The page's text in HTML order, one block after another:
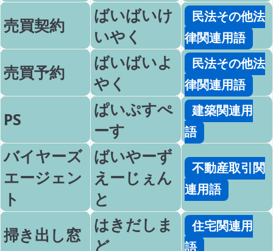
売買契約
ばいばいけ
いやく
民法その他法
律関連用語
売買予約
ばいばいよ
やく
民法その他法
律関連用語
PS
ぱいぷすぺ
ーす
建築関連用
語
バイヤーズ
エージェン
ト
ばいやーず
えーじぇん
と
不動産取引関
連用語
掃き出し窓
はきだしま
ど
住宅関連用
語